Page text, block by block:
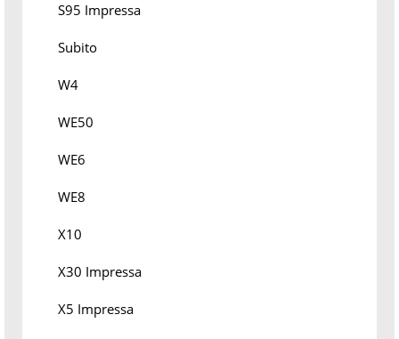
S95 Impressa
Subito
W4
WE50
WE6
WE8
X10
X30 Impressa
X5 Impressa